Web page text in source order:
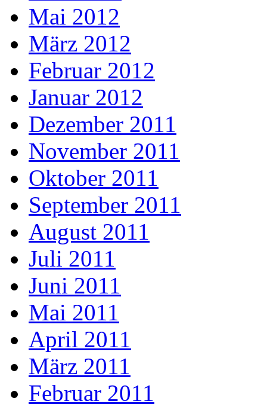
Mai 2012
März 2012
Februar 2012
Januar 2012
Dezember 2011
November 2011
Oktober 2011
September 2011
August 2011
Juli 2011
Juni 2011
Mai 2011
April 2011
März 2011
Februar 2011